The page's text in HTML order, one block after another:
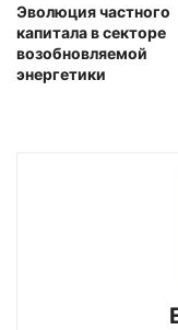
Эволюция частного
капитала в секторе
возобновляемой
энергетики